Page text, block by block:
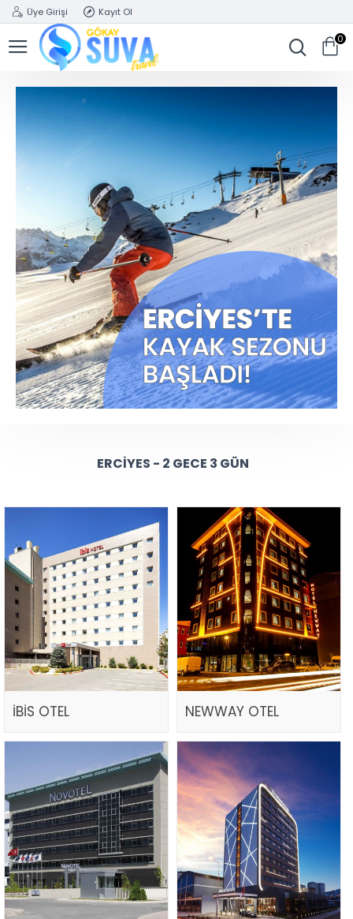
Üye Girişi Kayıt Ol
0
ERCIYES - 2 GECE 3 GÜN
İBİS OTEL NEWWAY OTEL